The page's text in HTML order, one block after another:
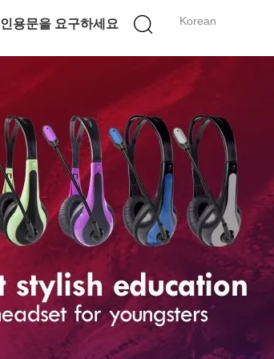
Korean
인용문을 요구하세요